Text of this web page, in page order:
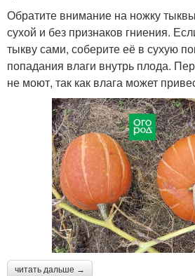
Обратите внимание на ножку
сухой и без признаков гниения.
тыкву сами, соберите её в сухую
попадания влаги внутрь плода.
не моют, так как влага может
читать дальше →